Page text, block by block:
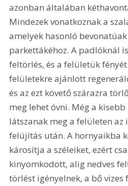
azonban általában
Mindezek vonatkoznak a
amelyek hasonló
parkettákéhoz. A padlóknál
feltörlés, és a felületük
felületekre ajánlott
és az ezt követő szárazra
meg lehet óvni. Még a
látszanak meg a felületen az
felújítás után. A hornyaikba
károsítja a széleiket, ezért
kinyomkodott, alig nedves
törlést igényelnek, a bő vizes